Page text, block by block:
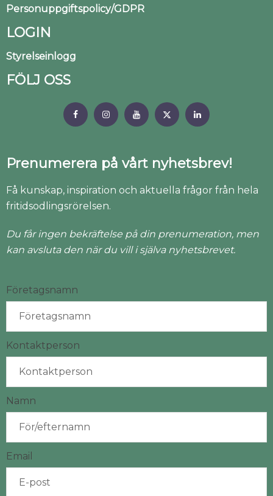
Personuppgiftspolicy/GDPR
LOGIN
Styrelseinlogg
FÖLJ OSS
Prenumerera på vårt nyhetsbrev!
Få kunskap, inspiration och aktuella frågor från hela
fritidsodlingsrörelsen.
Du får ingen bekräftelse på din prenumeration, men
kan avsluta den när du vill i själva nyhetsbrevet.
Företagsnamn
Kontaktperson
Namn
Email